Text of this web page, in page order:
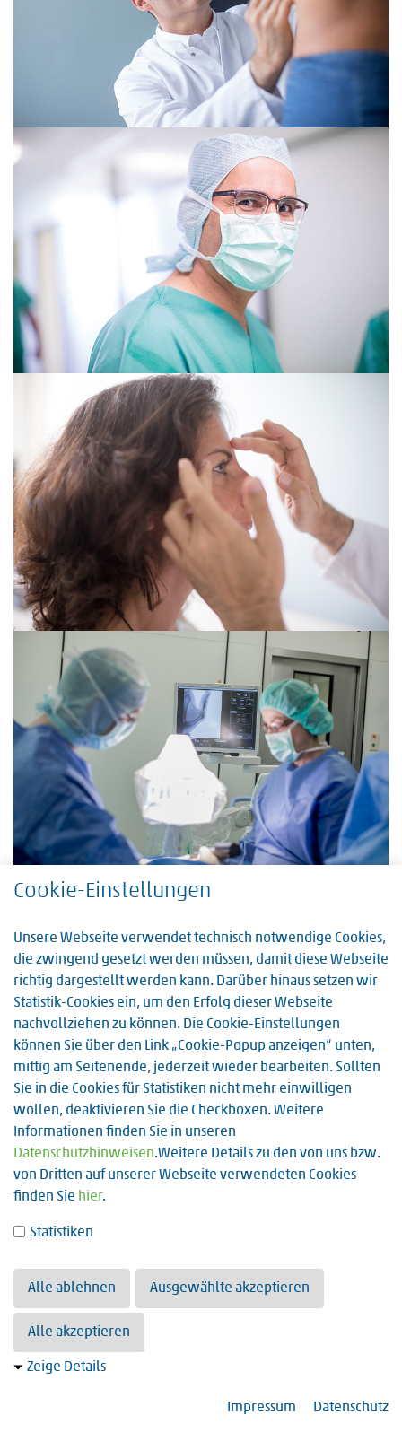
Cookie-Einstellungen
Unsere Webseite verwendet technisch notwendige Cookies,
die zwingend gesetzt werden müssen, damit diese Webseite
richtig dargestellt werden kann. Darüber hinaus setzen wir
Statistik-Cookies ein, um den Erfolg dieser Webseite
nachvollziehen zu können. Die Cookie-Einstellungen
können Sie über den Link „Cookie-Popup anzeigen“ unten,
mittig am Seitenende, jederzeit wieder bearbeiten. Sollten
Sie in die Cookies für Statistiken nicht mehr einwilligen
wollen, deaktivieren Sie die Checkboxen. Weitere
Informationen finden Sie in unseren
Datenschutzhinweisen.Weitere Details zu den von uns bzw.
von Dritten auf unserer Webseite verwendeten Cookies
finden Sie hier.
Statistiken
Alle ablehnen Ausgewählte akzeptieren
Alle akzeptieren
Zeige Details
Impressum Datenschutz